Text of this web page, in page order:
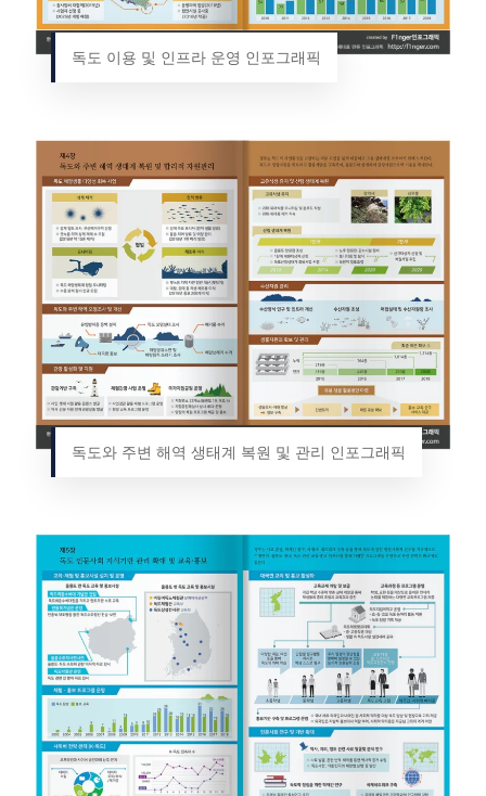
독도 이용 및 인프라 운영 인포그래픽
독도와 주변 해역 생태계 복원 및 관리 인포그래픽